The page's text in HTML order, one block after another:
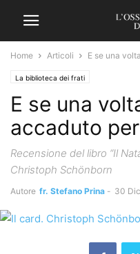
Home Articoli E se una
La biblioteca dei frati
E se una
accaduto
Recensione del libro “Il
Christoph Schönborn
Autore fr. Stefano Prina - 30